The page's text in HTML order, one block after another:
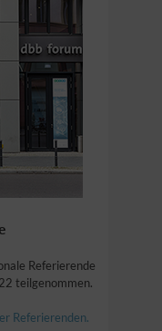
Referierende
teilgenommen.
Referierenden.